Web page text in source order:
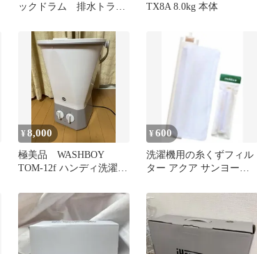
ックドラム 排水トラッ
TX8A 8.0kg 本体
¥8,000
極美品 WASHBOY
TOM-12f ハンディ洗濯
¥600
洗濯機用の糸くずフィル
ター アクア サンヨー